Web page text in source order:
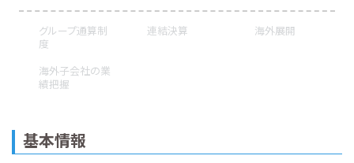
グループ通算制
度
連結決算 海外展開
海外子会社の業
績把握
基本情報